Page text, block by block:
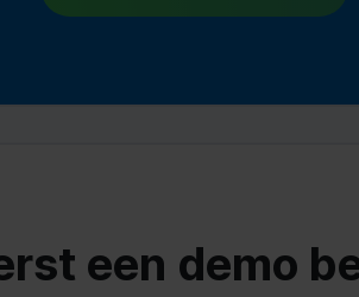
een demo